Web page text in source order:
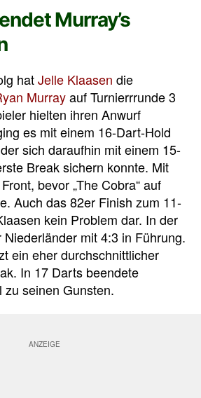
Murray’s
hatJelle Klaasen die
Murrayauf Turnierrrunde 3
hielten ihren Anwurf
es mit einem 16-Dart-Hold
sich daraufhin mit einem 15-
Break sichern konnte. Mit
bevor „The Cobra“ auf
Auch das 82er Finish zum 11-
kein Problem dar. In der
mit 4:3 in Führung.
ein eher durchschnittlicher
In 17 Darts beendete
zu seinen Gunsten.